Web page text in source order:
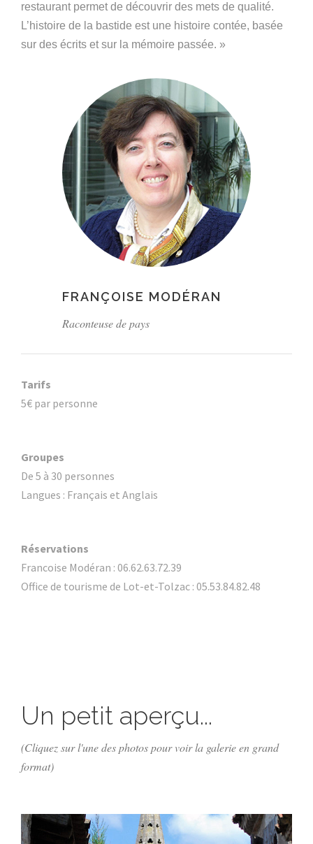
restaurant permet de découvrir des mets de qualité.
L’histoire de la bastide est une histoire contée, basée
sur des écrits et sur la mémoire passée. »
FRANÇOISE MODÉRAN
Raconteuse de pays
Tarifs
5€ par personne
Groupes
De 5 à 30 personnes
Langues : Français et Anglais
Réservations
Francoise Modéran : 06.62.63.72.39
Office de tourisme de Lot-et-Tolzac : 05.53.84.82.48
Un petit aperçu...
(Cliquez sur l'une des photos pour voir la galerie en grand
format)